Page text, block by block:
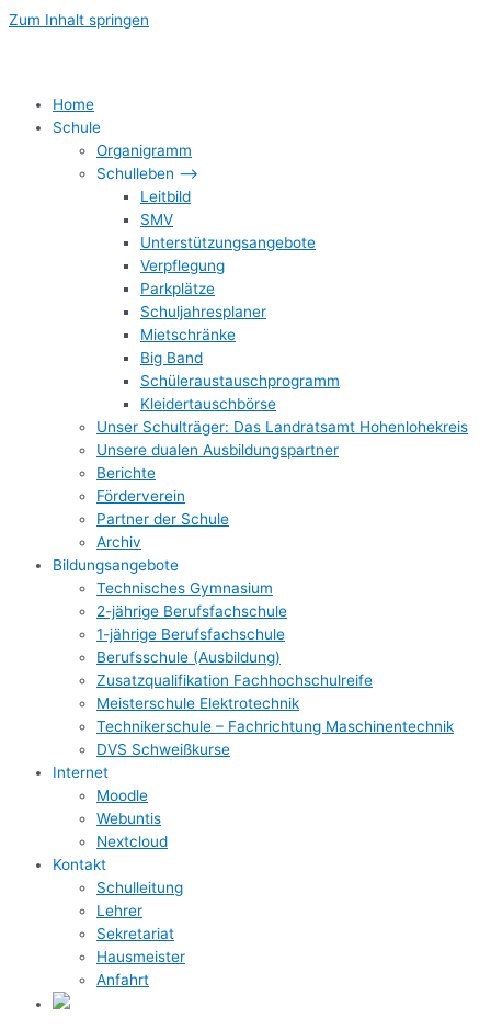
Zum Inhalt springen
Home
Schule
Organigramm
Schulleben –>
Leitbild
SMV
Unterstützungsangebote
Verpflegung
Parkplätze
Schuljahresplaner
Mietschränke
Big Band
Schüleraustauschprogramm
Kleidertauschbörse
Unser Schulträger: Das Landratsamt Hohenlohekreis
Unsere dualen Ausbildungspartner
Berichte
Förderverein
Partner der Schule
Archiv
Bildungsangebote
Technisches Gymnasium
2-jährige Berufsfachschule
1-jährige Berufsfachschule
Berufsschule (Ausbildung)
Zusatzqualifikation Fachhochschulreife
Meisterschule Elektrotechnik
Technikerschule – Fachrichtung Maschinentechnik
DVS Schweißkurse
Internet
Moodle
Webuntis
Nextcloud
Kontakt
Schulleitung
Lehrer
Sekretariat
Hausmeister
Anfahrt